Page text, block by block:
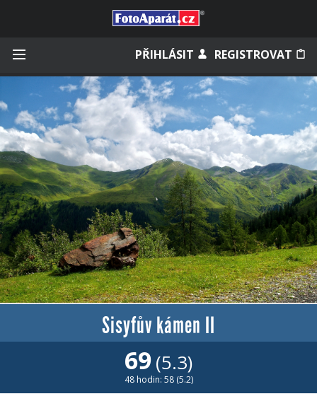
PŘIHLÁSIT REGISTROVAT
Zapamatovat
Zapomněli jste heslo?
Měli jste účet na starém webu?
Sisyfův kámen II
69(5.3)
48 hodin: 58 (5.2)